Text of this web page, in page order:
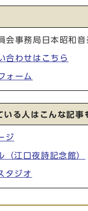
会事務局日本昭和音
合わせはこちら
ォーム
いる人はこんな記事
ジ
（江口夜詩記念館）
タジオ